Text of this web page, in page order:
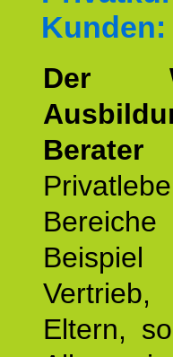
Kunden:
Der
Berater
Vertrieb,
Eltern,